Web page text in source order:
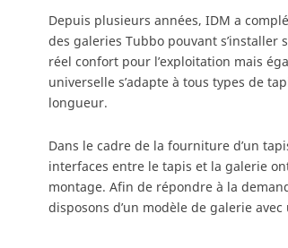
Depuis plusieurs années, IDM a
des galeries Tubbo pouvant
réel confort pour l’exploitation mais
universelle s’adapte à tous types de
longueur.
Dans le cadre de la fourniture d’un
interfaces entre le tapis et la galerie
montage. Afin de répondre à la
disposons d’un modèle de galerie